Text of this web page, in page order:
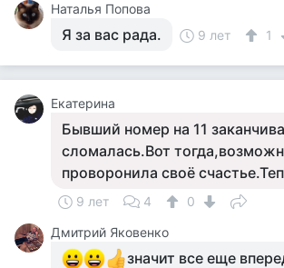
Наталья Попова
Я за вас рада. 9 лет 1
Екатерина
Бывший номер на 11
сломалась.Вот
проворонила своё
9 лет 4
0
Дмитрий Яковенко
значит все еще